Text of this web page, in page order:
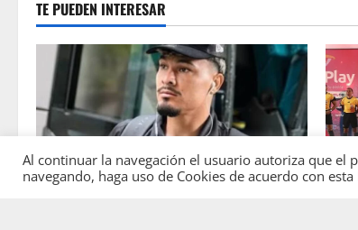
TE PUEDEN INTERESAR
JUNIOR
Al continuar la navegación el usuario autoriza que el
navegando, haga uso de Cookies de acuerdo con esta